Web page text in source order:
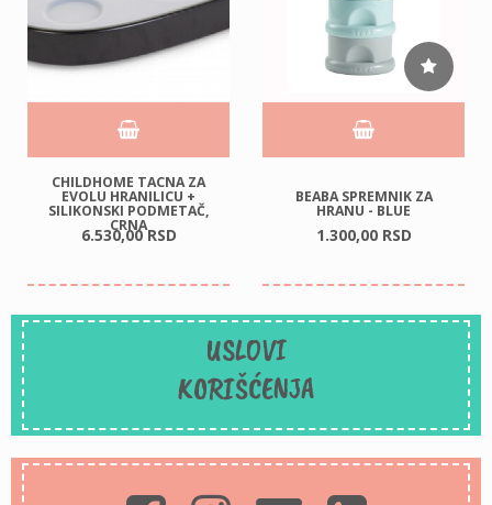
CHILDHOME TACNA ZA
EVOLU HRANILICU +
SILIKONSKI PODMETAČ,
CRNA
6.530,00 RSD
BEABA SPREMNIK ZA
HRANU - BLUE
1.300,00 RSD
USLOVI
KORIŠĆENJA